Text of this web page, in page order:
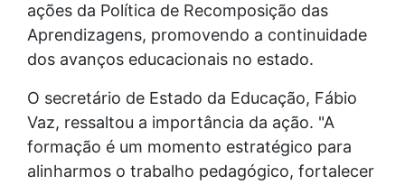
ações da Política de Recomposição das
Aprendizagens, promovendo a continuidade
dos avanços educacionais no estado.
O secretário de Estado da Educação, Fábio
Vaz, ressaltou a importância da ação. "A
formação é um momento estratégico para
alinharmos o trabalho pedagógico, fortalecer